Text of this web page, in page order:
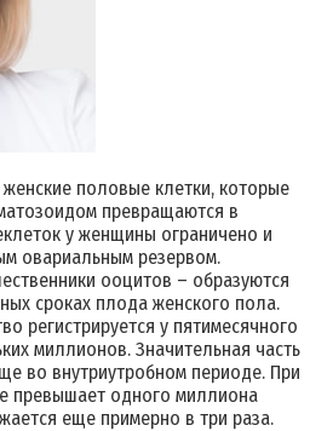
половые клетки, которые
превращаются в
у женщины ограничено и
овариальным резервом.
ооцитов – образуются
сроках плода женского пола.
регистрируется у пятимесячного
миллионов. Значительная часть
во внутриутробном периоде. При
превышает одного миллиона
еще примерно в три раза.